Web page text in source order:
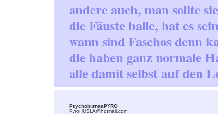
andere auch, man sollte
die Fäuste balle, hat es
wann sind Faschos denn
die haben ganz normale
alle damit selbst auf den
PsychoburnaaPYRO
PyroHUSLA@hotmail.com